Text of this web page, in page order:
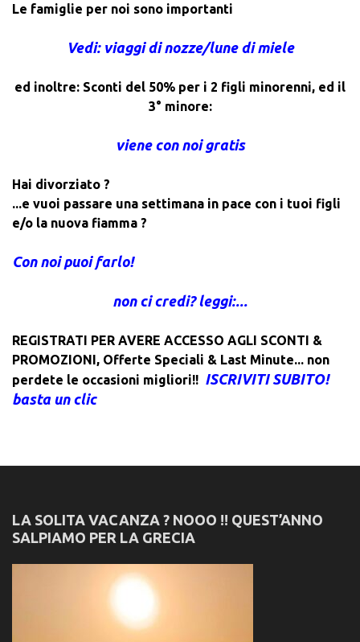
Le famiglie per noi sono importanti
Vedi: viaggi di nozze/lune di miele
ed inoltre: Sconti del 50% per i 2 figli minorenni, ed il
3° minore:
viene con noi gratis
Hai divorziato ?
...e vuoi passare una settimana in pace con i tuoi figli
e/o la nuova fiamma ?
Con noi puoi farlo!
non ci credi? leggi:...
REGISTRATI PER AVERE ACCESSO AGLI SCONTI &
PROMOZIONI, Offerte Speciali & Last Minute... non
perdete le occasioni migliori!! ISCRIVITI SUBITO!
basta un clic
LA SOLITA VACANZA ? NOOO !! QUEST’ANNO
SALPIAMO PER LA GRECIA